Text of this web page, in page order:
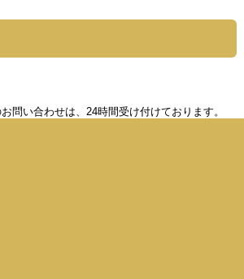
問い合わせは、24時間受け付けております。